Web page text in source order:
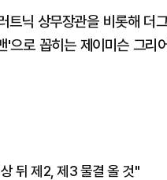
트닉 상무장관을 비롯해 더
'으로 꼽히는 제이미슨 그
뒤 제2, 제3 물결 올 것"